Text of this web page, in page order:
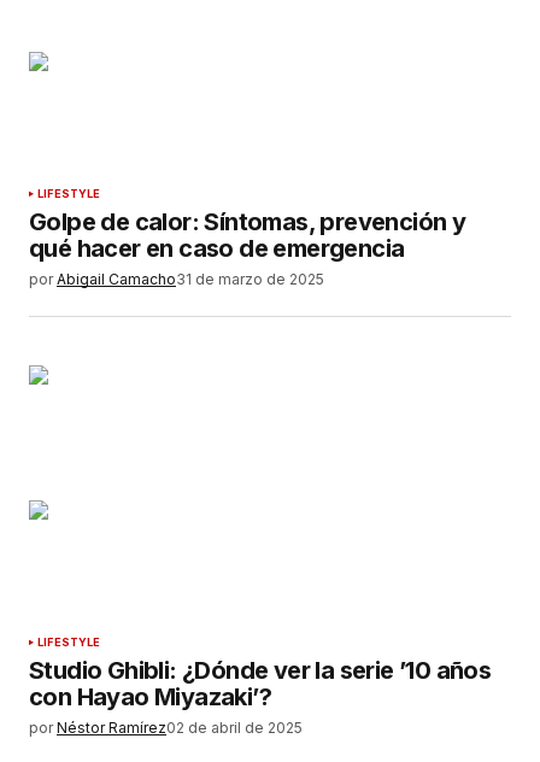
LIFESTYLE
Golpe de calor: Síntomas, prevención y
qué hacer en caso de emergencia
por Abigail Camacho31 de marzo de 2025
LIFESTYLE
Studio Ghibli: ¿Dónde ver la serie ’10 años
con Hayao Miyazaki’?
por Néstor Ramírez02 de abril de 2025